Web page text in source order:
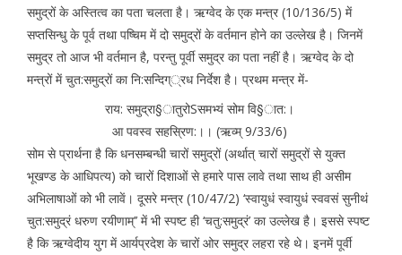
समुद्रों के अस्तित्व का पता चलता है। ऋग्वेद के एक मन्त्र (10/136/5) में
सप्तसिन्धु के पूर्व तथा पष्चिम में दो समुद्रों के वर्तमान होने का उल्लेख है। जिनमें
समुद्र तो आज भी वर्तमान है, परन्तु पूर्वी समुद्र का पता नहीं है। ऋग्वेद के दो
मन्त्रों में चुत:समुद्रों का नि:सन्दिग््रध निर्देश है। प्रथम मन्त्र में-
राय: समुद्रा§ातुरोSसमभ्यं सोम वि§ात:।
आ पवस्व सहस्रिण:।। (ऋव्म् 9/33/6)
सोम से प्रार्थना है कि धनसम्बन्धी चारों समुद्रों (अर्थात् चारों समुद्रों से युक्त
भूखण्ड के आधिपत्य) को चारों दिशाओं से हमारे पास लावे तथा साथ ही असीम
अभिलाषाओं को भी लावें। दूसरे मन्त्र (10/47/2) ‘स्वायुधं स्वायुधं स्ववसं सुनीथं
चुत:समुद्रं धरुण रयीणाम्’’ में भी स्पष्ट ही ‘चतु:समुद्रं’ का उल्लेख है। इससे स्पष्ट
है कि ऋग्वेदीय युग में आर्यप्रदेश के चारों ओर समुद्र लहरा रहे थे। इनमें पूर्वी